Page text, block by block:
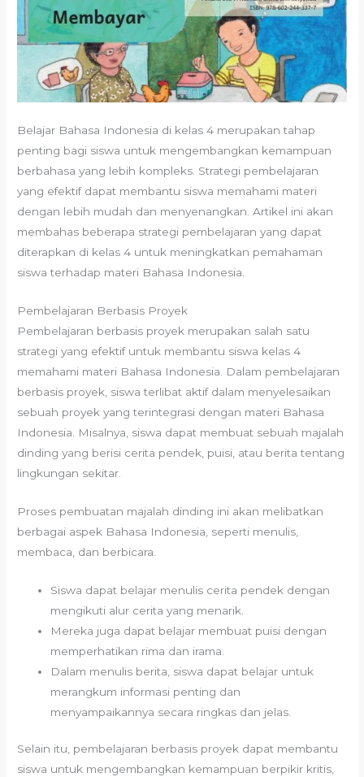
Belajar Bahasa Indonesia di kelas 4 merupakan tahap
penting bagi siswa untuk mengembangkan kemampuan
berbahasa yang lebih kompleks. Strategi pembelajaran
yang efektif dapat membantu siswa memahami materi
dengan lebih mudah dan menyenangkan. Artikel ini akan
membahas beberapa strategi pembelajaran yang dapat
diterapkan di kelas 4 untuk meningkatkan pemahaman
siswa terhadap materi Bahasa Indonesia.
Pembelajaran Berbasis Proyek
Pembelajaran berbasis proyek merupakan salah satu
strategi yang efektif untuk membantu siswa kelas 4
memahami materi Bahasa Indonesia. Dalam pembelajaran
berbasis proyek, siswa terlibat aktif dalam menyelesaikan
sebuah proyek yang terintegrasi dengan materi Bahasa
Indonesia. Misalnya, siswa dapat membuat sebuah majalah
dinding yang berisi cerita pendek, puisi, atau berita tentang
lingkungan sekitar.
Proses pembuatan majalah dinding ini akan melibatkan
berbagai aspek Bahasa Indonesia, seperti menulis,
membaca, dan berbicara.
Siswa dapat belajar menulis cerita pendek dengan
mengikuti alur cerita yang menarik.
Mereka juga dapat belajar membuat puisi dengan
memperhatikan rima dan irama.
Dalam menulis berita, siswa dapat belajar untuk
merangkum informasi penting dan
menyampaikannya secara ringkas dan jelas.
Selain itu, pembelajaran berbasis proyek dapat membantu
siswa untuk mengembangkan kemampuan berpikir kritis,